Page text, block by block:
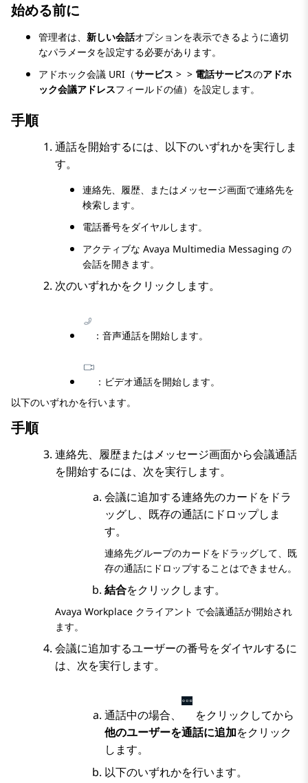
始める前に
管理者は、 新しい会話オプションを表示できるように適切
なパラメータを設定する必要があります。
アドホック会議 URI（サービス > > 電話サービスのアドホ
ック会議アドレスフィールドの値）を設定します。
手順
通話を開始するには、以下のいずれかを実行しま
す。
連絡先、 履歴、またはメッセージ画面で連絡先を
検索します。
電話番号をダイヤルします。
アクティブな Avaya Multimedia Messaging の
会話を開きます。
次のいずれかをクリックします。
：音声通話を開始します。
：ビデオ通話を開始します。
以下のいずれかを行います。
手順
連絡先、 履歴またはメッセージ画面から会議通話
を開始するには、次を実行します。
会議に追加する連絡先のカードをドラ
ッグし、既存の通話にドロップしま
す。
連絡先グループのカードをドラッグして、既
存の通話にドロップすることはできません。
結合をクリックします。
Avaya Workplace クライアント で会議通話が開始され
ます。
会議に追加するユーザーの番号をダイヤルするに
は、次を実行します。
通話中の場合、
をクリックしてから
他のユーザーを通話に追加をクリック
します。
以下のいずれかを行います。